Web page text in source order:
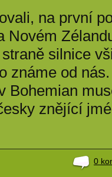
na první
Novém
silnice
známe od
Bohemian
znějící
0